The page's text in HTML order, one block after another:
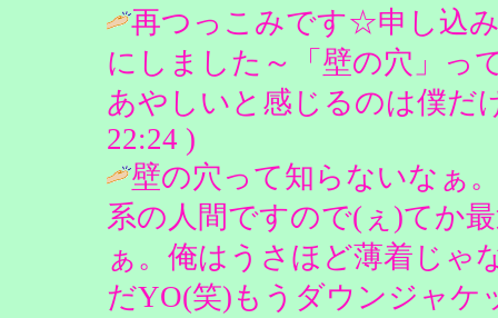
再つっこみです☆申し込
にしました～「壁の穴」っ
あやしいと感じるのは僕だ
22:24 )
壁の穴って知らないなぁ
系の人間ですので(ぇ)てか
ぁ。俺はうさほど薄着じゃ
だYO(笑)もうダウンジャケ